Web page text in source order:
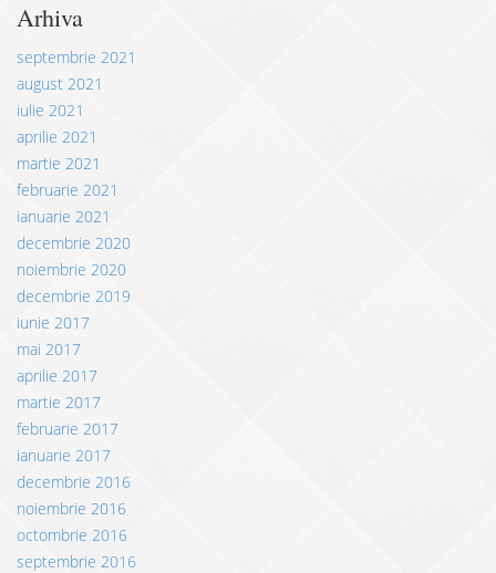
Arhiva
septembrie 2021
august 2021
iulie 2021
aprilie 2021
martie 2021
februarie 2021
ianuarie 2021
decembrie 2020
noiembrie 2020
decembrie 2019
iunie 2017
mai 2017
aprilie 2017
martie 2017
februarie 2017
ianuarie 2017
decembrie 2016
noiembrie 2016
octombrie 2016
septembrie 2016